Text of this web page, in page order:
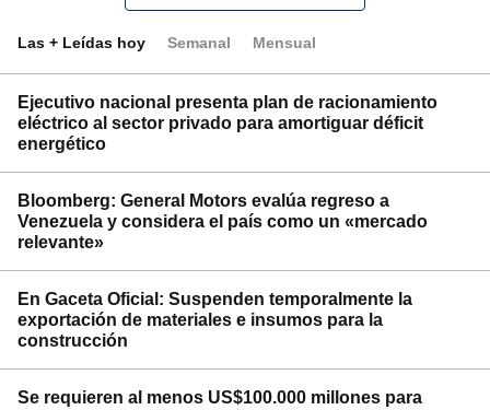
Las + Leídas hoy Semanal Mensual
Ejecutivo nacional presenta plan de racionamiento
eléctrico al sector privado para amortiguar déficit
energético
Bloomberg: General Motors evalúa regreso a
Venezuela y considera el país como un «mercado
relevante»
En Gaceta Oficial: Suspenden temporalmente la
exportación de materiales e insumos para la
construcción
Se requieren al menos US$100.000 millones para